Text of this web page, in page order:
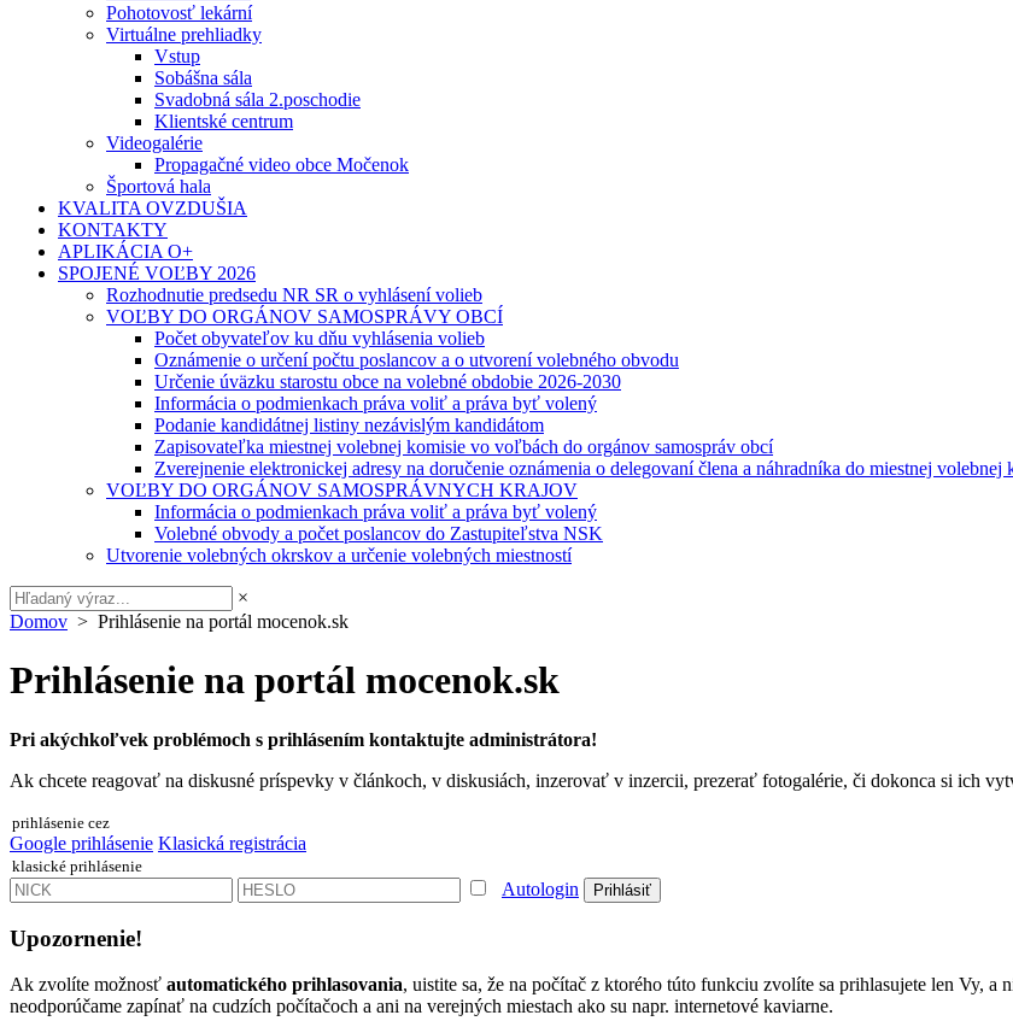
Pohotovosť lekární
Virtuálne prehliadky
Vstup
Sobášna sála
Svadobná sála 2.poschodie
Klientské centrum
Videogalérie
Propagačné video obce Močenok
Športová hala
KVALITA OVZDUŠIA
KONTAKTY
APLIKÁCIA O+
SPOJENÉ VOĽBY 2026
Rozhodnutie predsedu NR SR o vyhlásení volieb
VOĽBY DO ORGÁNOV SAMOSPRÁVY OBCÍ
Počet obyvateľov ku dňu vyhlásenia volieb
Oznámenie o určení počtu poslancov a o utvorení volebného obvodu
Určenie úväzku starostu obce na volebné obdobie 2026-2030
Informácia o podmienkach práva voliť a práva byť volený
Podanie kandidátnej listiny nezávislým kandidátom
Zapisovateľka miestnej volebnej komisie vo voľbách do orgánov samospráv obcí
Zverejnenie elektronickej adresy na doručenie oznámenia o delegovaní člena a náhradníka do miestnej
VOĽBY DO ORGÁNOV SAMOSPRÁVNYCH KRAJOV
Informácia o podmienkach práva voliť a práva byť volený
Volebné obvody a počet poslancov do Zastupiteľstva NSK
Utvorenie volebných okrskov a určenie volebných miestností
×
Domov > Prihlásenie na portál mocenok.sk
Prihlásenie na portál mocenok.sk
Pri akýchkoľvek problémoch s prihlásením kontaktujte administrátora!
Ak chcete reagovať na diskusné príspevky v článkoch, v diskusiách, inzerovať v inzercii, prezerať fotogalérie, či dokonca si ich
prihlásenie cez
Google prihlásenie Klasická registrácia
klasické prihlásenie
Autologin
Prihlásiť
Upozornenie!
Ak zvolíte možnosť automatického prihlasovania, uistite sa, že na počítač z ktorého túto funkciu zvolíte sa prihlasujete len Vy,
neodporúčame zapínať na cudzích počítačoch a ani na verejných miestach ako su napr. internetové kaviarne.